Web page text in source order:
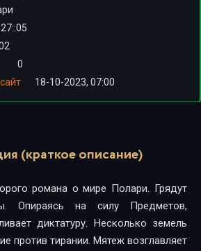
0
18-10-2023, 07:00
(краткое описание)
романа о мире Полари. Грядут
Опираясь на силу Предметов,
диктатуру. Несколько земель
против тирании. Мятеж возглавляет